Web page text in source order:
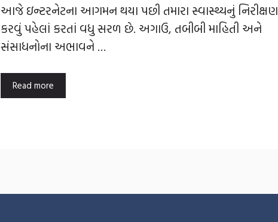
આજે ઇન્ટરનેટના આગમન થયા પછી તમારા સ્વાસ્થ્યનું નિરીક્ષણ
કરવું પહેલાં કરતાં વધુ સરળ છે. અગાઉ, તબીબી માહિતી અને
સંસાધનોના અભાવને …
Read more